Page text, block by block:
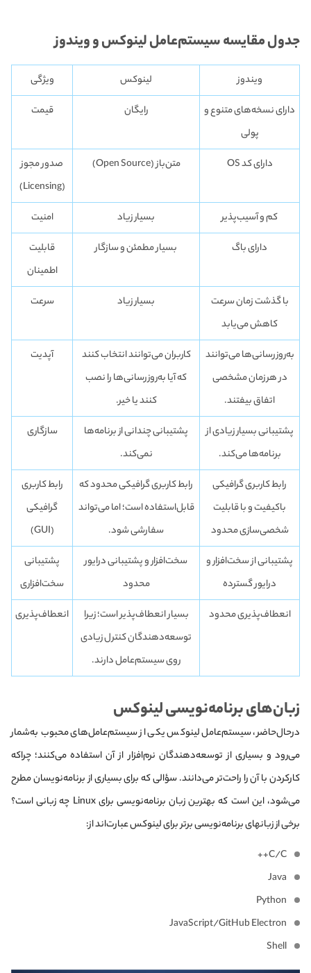
جدول مقایسه سیستم‌عامل لینوکس و ویندوز
ویندوز لینوکس
ویژگی
دارای نسخه‌های متنوع و
پولی
رایگان قیمت
دارای کد OS متن‌باز (Open Source)
صدور مجوز
(Licensing)
کم و آسیب‌پذیر
بسیار زیاد
امنیت
دارای باگ
بسیار مطمئن و سازگار
قابلیت
اطمینان
با گذشت زمان سرعت
کاهش می‌یابد
بسیار زیاد سرعت
به‌روزرسانی‌ها می‌توانند
در هرزمان مشخصی
اتفاق بیفتند.
کاربران می‌توانند انتخاب کنند
که آیا به‌روزرسانی‌ها را نصب
کنند یا خیر.
آپدیت
پشتیبانی بسیار زیادی از
برنامه‌ها می‌کند.
پشتیبانی چندانی از برنامه‌ها
نمی‌کند.
سازگاری
رابط کاربری گرافیکی
باکیفیت و با قابلیت
شخصی‌سازی محدود
رابط کاربری گرافیکی محدود که
قابل‌استفاده است؛ اما می‌تواند
سفارشی شود.
رابط کاربری
گرافیکی
(GUI)
پشتیبانی از سخت‌افزار و
درایور گسترده
سخت‌افزار و پشتیبانی درایور
محدود
پشتیبانی
سخت‌افزاری
انعطاف‌پذیری محدود
بسیار انعطاف‌پذیر است؛ زیرا
توسعه‌دهندگان کنترل زیادی
روی سیستم‌عامل دارند.
انعطاف‌پذیری
زبان‌های برنامه‌نویسی لینوکس
در‌حال‌حاضر، سیستم‌عامل لینوکس یکی از سیستم‌عامل‌های محبوب‌ به‌شمار
می‌رود و بسیاری از توسعه‌دهندگان نرم‌افزار از آن استفاده می‌کنند؛ چراکه
کار‌کردن با آن را راحت‌تر می‌دانند. سؤالی که برای بسیاری از برنامه‌نویسان مطرح
می‌شود، این است که بهترین زبان برنامه‌‌نویسی برای Linux چه زبانی است؟
برخی از زبان‎های برنامه‌نویسی برتر برای لینوکس عبارت‌اند از:
C/C++
Java
Python
JavaScript/GitHub Electron
Shell